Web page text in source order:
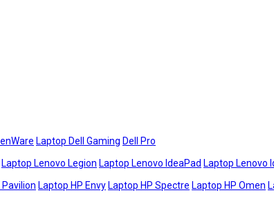
Laptop Dell Gaming Dell Pro
Laptop Lenovo Legion Laptop Lenovo IdeaPad Laptop Lenovo
Pavilion Laptop HP Envy Laptop HP Spectre Laptop HP Omen